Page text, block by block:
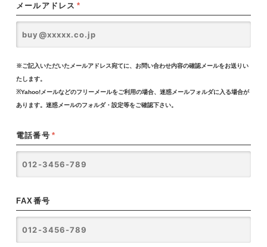
メールアドレス *
※ご記入いただいたメールアドレス宛てに、お問い合わせ内容の確認メールをお送りい
たします。
※Yahoo!メールなどのフリーメールをご利用の場合、迷惑メールフォルダに入る場合が
あります。迷惑メールのフォルダ・設定等をご確認下さい。
電話番号 *
FAX番号